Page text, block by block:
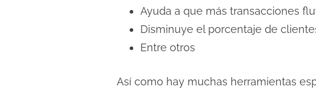
Ayuda a que más transacciones
Disminuye el porcentaje de
Entre otros
Así como hay muchas herramientas